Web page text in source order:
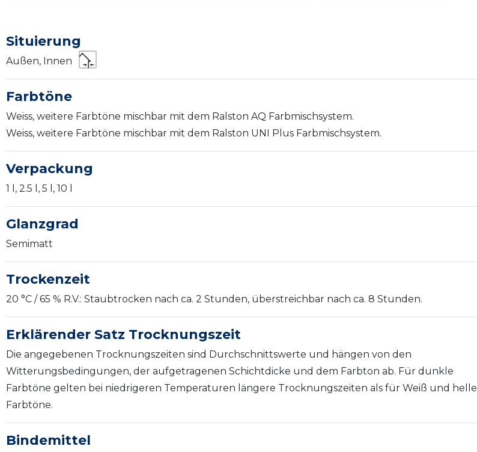
Situierung
Außen, Innen
Farbtöne
Weiss, weitere Farbtöne mischbar mit dem Ralston AQ Farbmischsystem.
Weiss, weitere Farbtöne mischbar mit dem Ralston UNI Plus Farbmischsystem.
Verpackung
1 l, 2.5 l, 5 l, 10 l
Glanzgrad
Semimatt
Trockenzeit
20 °C / 65 % R.V.: Staubtrocken nach ca. 2 Stunden, überstreichbar nach ca. 8 Stunden.
Erklärender Satz Trocknungszeit
Die angegebenen Trocknungszeiten sind Durchschnittswerte und hängen von den
Witterungsbedingungen, der aufgetragenen Schichtdicke und dem Farbton ab. Für dunkle
Farbtöne gelten bei niedrigeren Temperaturen längere Trocknungszeiten als für Weiß und helle
Farbtöne.
Bindemittel